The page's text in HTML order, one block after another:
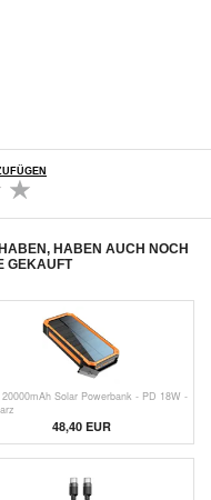
HABEN AUCH NOCH
GEKAUFT
20000mAh Solar Powerbank - PD 18W -
48,40 EUR